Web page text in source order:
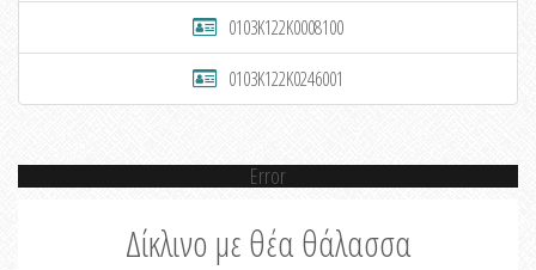
0103K122K0008100
0103K122K0246001
Error
Δίκλινο με θέα θάλασσα